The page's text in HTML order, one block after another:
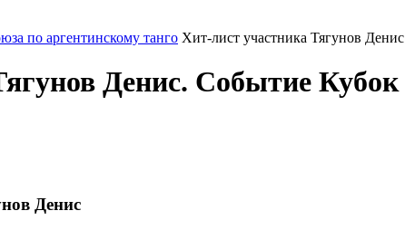
по аргентинскому танго Хит-лист участника Тягунов Денис
Денис. Событие Кубок
Денис